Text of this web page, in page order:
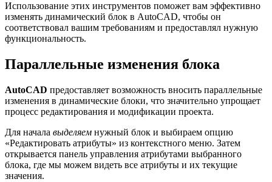
Использование этих инструментов поможет вам эффективно
изменять динамический блок в AutoCAD, чтобы он
соответствовал вашим требованиям и предоставлял нужную
функциональность.
Параллельные изменения блока
AutoCAD предоставляет возможность вносить параллельные
изменения в динамические блоки, что значительно упрощает
процесс редактирования и модификации проекта.
Для начала выделяем нужный блок и выбираем опцию
«Редактировать атрибуты» из контекстного меню. Затем
открывается панель управления атрибутами выбранного
блока, где мы можем видеть все атрибуты и их текущие
значения.